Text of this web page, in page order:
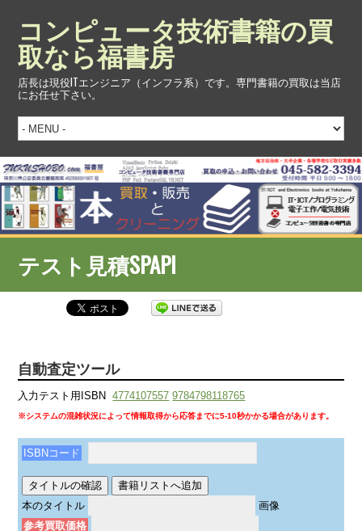
コンピュータ技術書籍の買
取なら福書房
店長は現役ITエンジニア（インフラ系）です。専門書籍の買取は当店
にお任せ下さい。
テスト見積SPAPI
自動査定ツール
入力テスト用ISBN4774107557 9784798118765
※システムの混雑状況によって情報取得から応答までに5-10秒かかる場合があります。
ISBNコード
本のタイトル
画像
参考買取価格